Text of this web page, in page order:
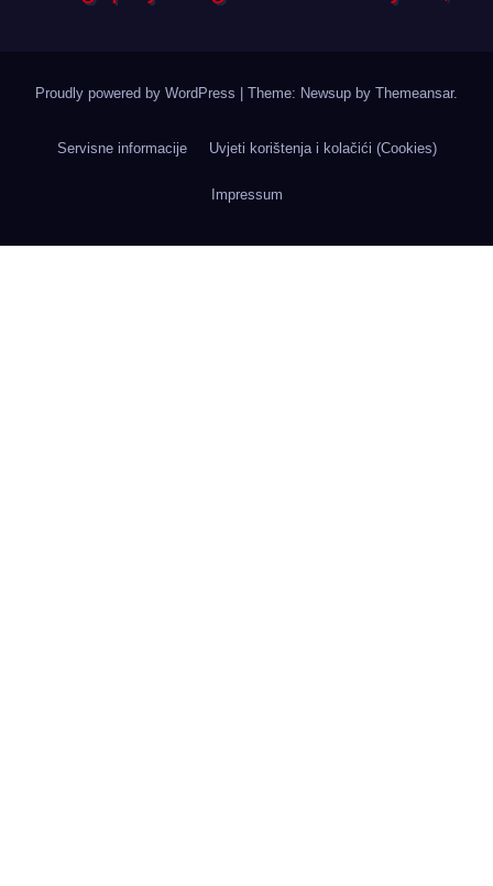
Proudly powered by WordPress | Theme: Newsup by Themeansar.
Servisne informacije Uvjeti korištenja i kolačići (Cookies)
Impressum